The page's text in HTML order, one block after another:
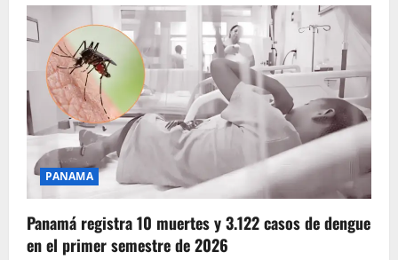
PANAMA
Panamá registra 10 muertes y 3.122 casos de dengue
en el primer semestre de 2026